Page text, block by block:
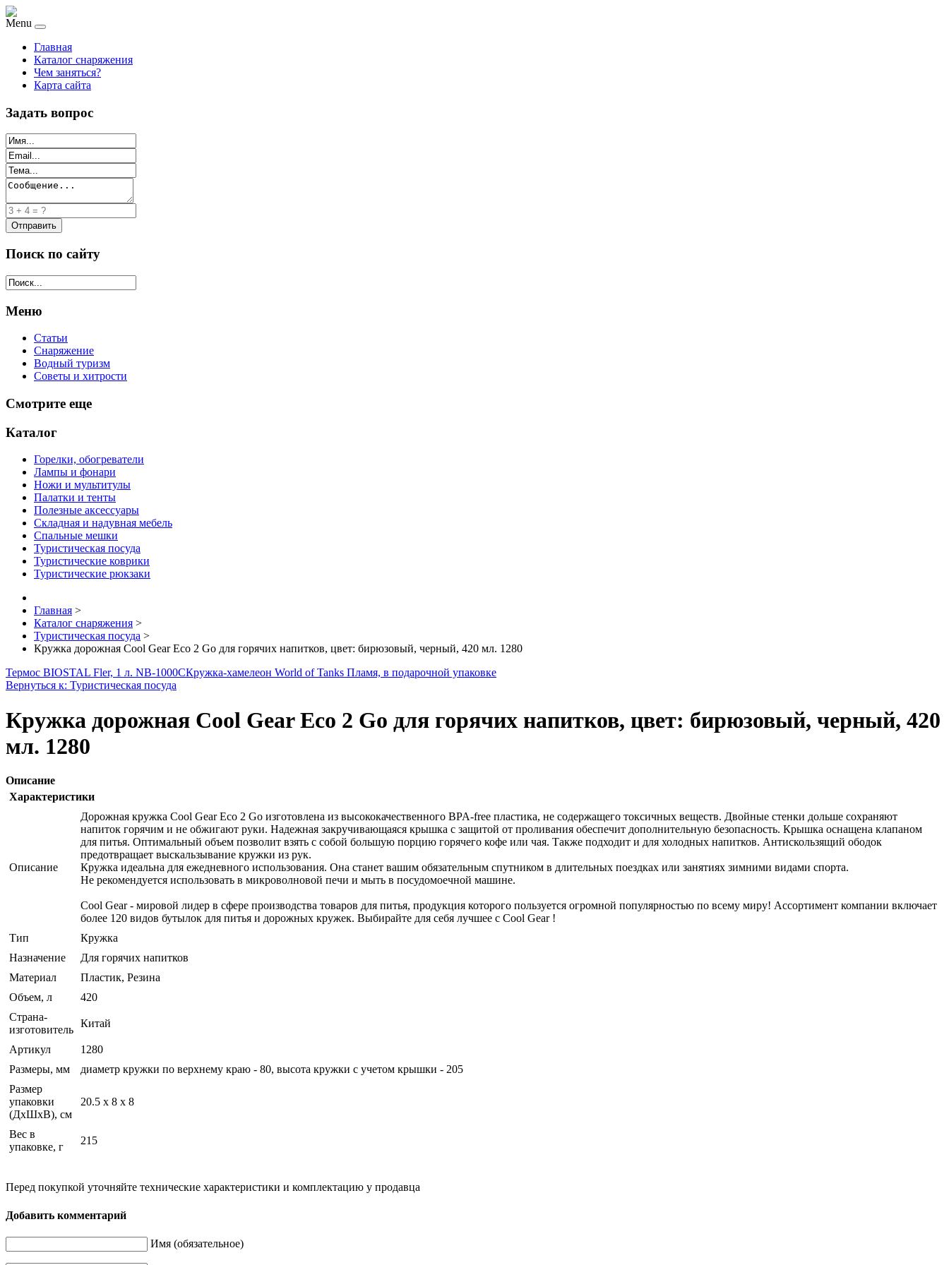
Menu
Главная
Каталог снаряжения
Чем заняться?
Карта сайта
Задать вопрос
Поиск по сайту
Меню
Статьи
Снаряжение
Водный туризм
Советы и хитрости
Смотрите еще
Каталог
Горелки, обогреватели
Лампы и фонари
Ножи и мультитулы
Палатки и тенты
Полезные аксессуары
Складная и надувная мебель
Спальные мешки
Туристическая посуда
Туристические коврики
Туристические рюкзаки
Главная >
Каталог снаряжения >
Туристическая посуда >
Кружка дорожная Cool Gear Eco 2 Go для горячих напитков, цвет: бирюзовый, черный, 420 мл. 1280
Термос BIOSTAL Fler, 1 л. NB-1000СКружка-хамелеон World of Tanks Пламя, в подарочной упаковке
Вернуться к: Туристическая посуда
Кружка дорожная Cool Gear Eco 2 Go для горячих напитков, цвет: бирюзовый, черный, 420
мл. 1280
Описание
Характеристики
Описание
Дорожная кружка Cool Gear Eco 2 Go изготовлена из высококачественного BPA-free пластика, не содержащего токсичных веществ. Двойные стенки дольше сохраняют
напиток горячим и не обжигают руки. Надежная закручивающаяся крышка с защитой от проливания обеспечит дополнительную безопасность. Крышка оснащена клапаном
для питья. Оптимальный объем позволит взять с собой большую порцию горячего кофе или чая. Также подходит и для холодных напитков. Антискользящий ободок
предотвращает выскальзывание кружки из рук.
Кружка идеальна для ежедневного использования. Она станет вашим обязательным спутником в длительных поездках или занятиях зимними видами спорта.
Не рекомендуется использовать в микроволновой печи и мыть в посудомоечной машине.
Cool Gear - мировой лидер в сфере производства товаров для питья, продукция которого пользуется огромной популярностью по всему миру! Ассортимент компании включает
более 120 видов бутылок для питья и дорожных кружек. Выбирайте для себя лучшее с Cool Gear !
Тип
Кружка
Назначение
Для горячих напитков
Материал
Пластик, Резина
Объем, л
420
Страна-
изготовитель
Китай
Артикул
1280
Размеры, мм
диаметр кружки по верхнему краю - 80, высота кружки с учетом крышки - 205
Размер
упаковки
(ДхШхВ), см
20.5 x 8 x 8
Вес в
упаковке, г
215
Перед покупкой уточняйте технические характеристики и комплектацию у продавца
Добавить комментарий
Имя (обязательное)